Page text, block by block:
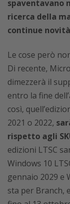
spaventavano
ricerca della
continue
Le cose però
Di recente,
dimezzerà il
entro la fine
così,
2021 o 2022,
rispetto agli
edizioni LTSC
Windows 10
gennaio 2029 e
sta per Branch,